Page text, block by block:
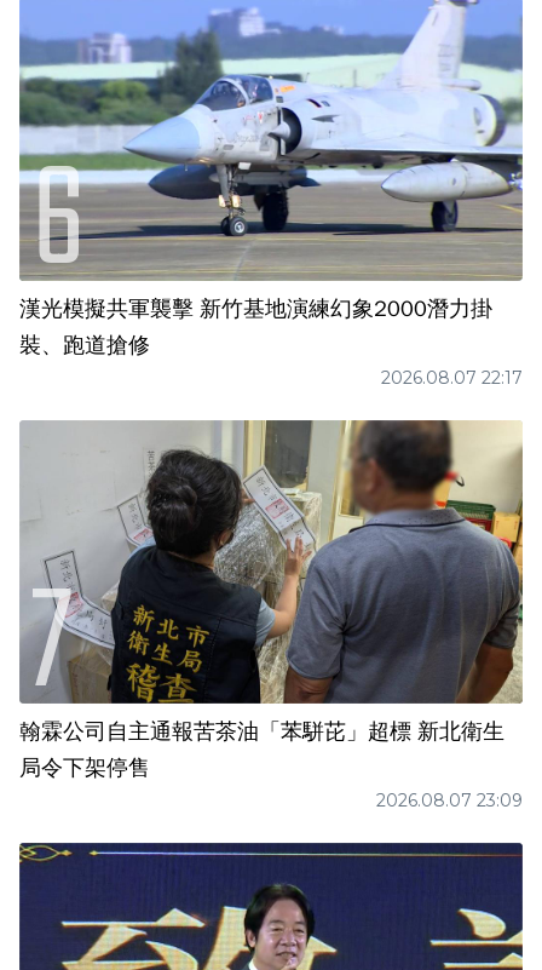
漢光模擬共軍襲擊 新竹基地演練幻象2000潛力掛
裝、跑道搶修
2026.08.07 22:17
翰霖公司自主通報苦茶油「苯駢芘」超標 新北衛生
局令下架停售
2026.08.07 23:09